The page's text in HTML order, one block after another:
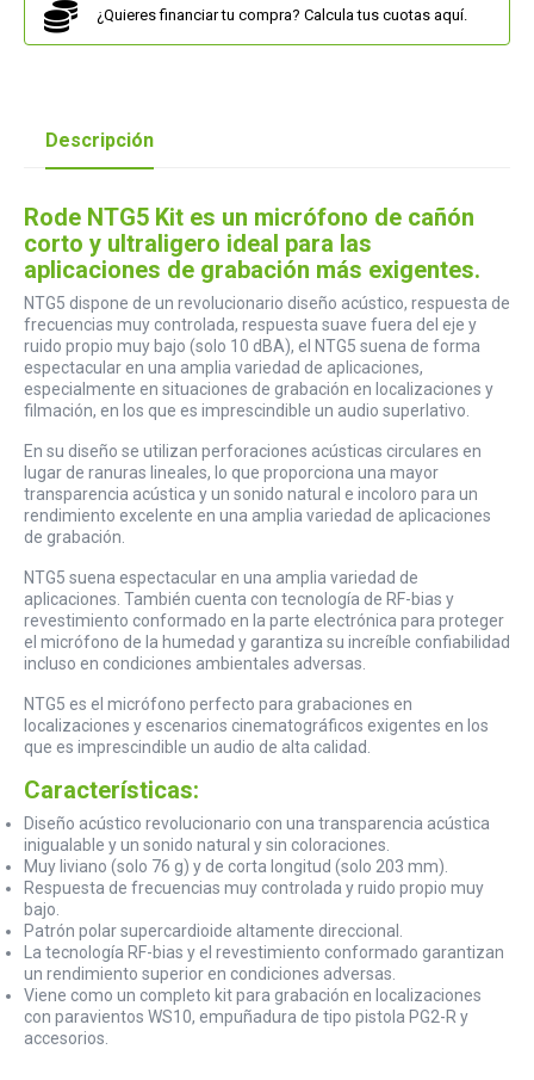
¿Quieres financiar tu compra? Calcula tus cuotas aquí.
Descripción
Rode NTG5 Kit es un micrófono de cañón
corto y ultraligero ideal para las
aplicaciones de grabación más exigentes.
NTG5 dispone de un revolucionario diseño acústico, respuesta de
frecuencias muy controlada, respuesta suave fuera del eje y
ruido propio muy bajo (solo 10 dBA), el NTG5 suena de forma
espectacular en una amplia variedad de aplicaciones,
especialmente en situaciones de grabación en localizaciones y
filmación, en los que es imprescindible un audio superlativo.
En su diseño se utilizan perforaciones acústicas circulares en
lugar de ranuras lineales, lo que proporciona una mayor
transparencia acústica y un sonido natural e incoloro para un
rendimiento excelente en una amplia variedad de aplicaciones
de grabación.
NTG5 suena espectacular en una amplia variedad de
aplicaciones. También cuenta con tecnología de RF-bias y
revestimiento conformado en la parte electrónica para proteger
el micrófono de la humedad y garantiza su increíble confiabilidad
incluso en condiciones ambientales adversas.
NTG5 es el micrófono perfecto para grabaciones en
localizaciones y escenarios cinematográficos exigentes en los
que es imprescindible un audio de alta calidad.
Características:
Diseño acústico revolucionario con una transparencia acústica
inigualable y un sonido natural y sin coloraciones.
Muy liviano (solo 76 g) y de corta longitud (solo 203 mm).
Respuesta de frecuencias muy controlada y ruido propio muy
bajo.
Patrón polar supercardioide altamente direccional.
La tecnología RF-bias y el revestimiento conformado garantizan
un rendimiento superior en condiciones adversas.
Viene como un completo kit para grabación en localizaciones
con paravientos WS10, empuñadura de tipo pistola PG2-R y
accesorios.